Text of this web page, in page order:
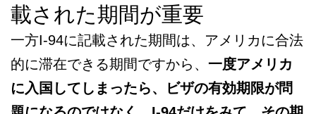
載された期間が重要
一方I-94に記載された期間は、アメリカに合法
的に滞在できる期間ですから、 一度アメリカ
に入国してしまったら、ビザの有効期限が問